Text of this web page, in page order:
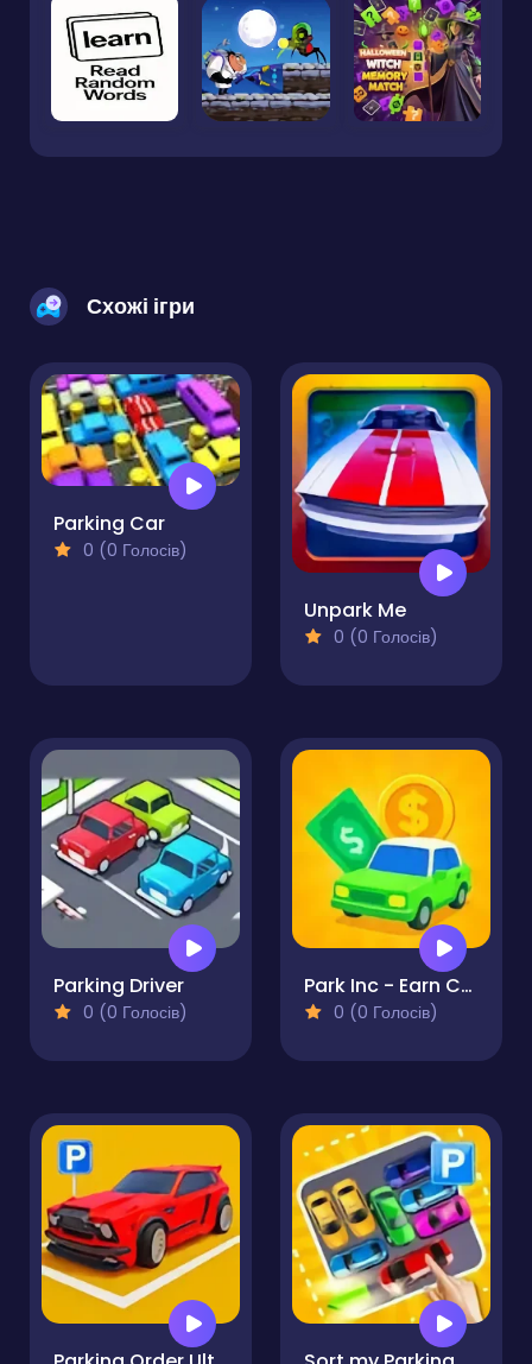
Схожі ігри
Parking Car
0 (0 Голосів)
Unpark Me
0 (0 Голосів)
Parking Driver
0 (0 Голосів)
Park Inc - Earn Cash
0 (0 Голосів)